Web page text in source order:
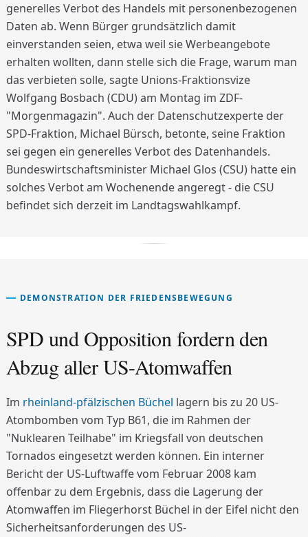
generelles Verbot des Handels mit personenbezogenen
Daten ab. Wenn Bürger grundsätzlich damit
einverstanden seien, etwa weil sie Werbeangebote
erhalten wollten, dann stelle sich die Frage, warum man
das verbieten solle, sagte Unions-Fraktionsvize
Wolfgang Bosbach (CDU) am Montag im ZDF-
"Morgenmagazin". Auch der Datenschutzexperte der
SPD-Fraktion, Michael Bürsch, betonte, seine Fraktion
sei gegen ein generelles Verbot des Datenhandels.
Bundeswirtschaftsminister Michael Glos (CSU) hatte ein
solches Verbot am Wochenende angeregt - die CSU
befindet sich derzeit im Landtagswahlkampf.
DEMONSTRATION DER FRIEDENSBEWEGUNG
SPD und Opposition fordern den
Abzug aller US-Atomwaffen
Im rheinland-pfälzischen Büchel lagern bis zu 20 US-
Atombomben vom Typ B61, die im Rahmen der
"Nuklearen Teilhabe" im Kriegsfall von deutschen
Tornados eingesetzt werden können. Ein interner
Bericht der US-Luftwaffe vom Februar 2008 kam
offenbar zu dem Ergebnis, dass die Lagerung der
Atomwaffen im Fliegerhorst Büchel in der Eifel nicht den
Sicherheitsanforderungen des US-